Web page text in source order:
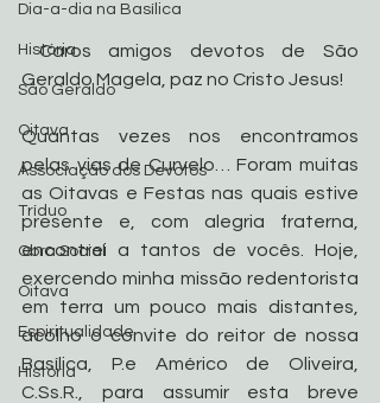
Dia-a-dia na Basílica
História
São Geraldo
Oitava
Associação dos Devotos
Tríduo
Obra Social
Oitava
Espiritualidade
História
Caros amigos devotos de São
Geraldo Magela, paz no Cristo Jesus!
Quantas vezes nos encontramos
pelas vias de Curvelo… Foram muitas
as Oitavas e Festas nas quais estive
presente e, com alegria fraterna,
encontrei a tantos de vocês. Hoje,
exercendo minha missão redentorista
em terra um pouco mais distantes,
acolho o convite do reitor de nossa
Basílica, P.e Américo de Oliveira,
C.Ss.R., para assumir esta breve